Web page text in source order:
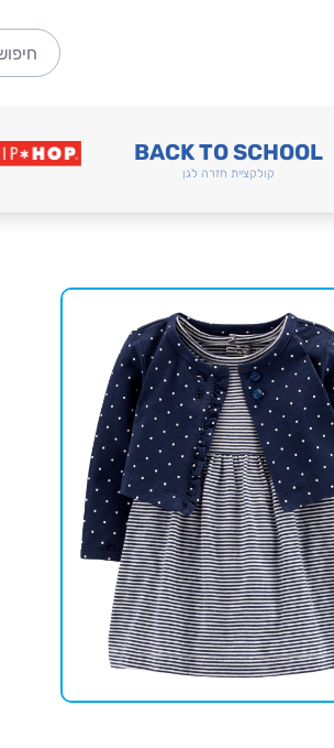
חיפוש
BACK TO SCHOOL
קולקציית חזרה לגן